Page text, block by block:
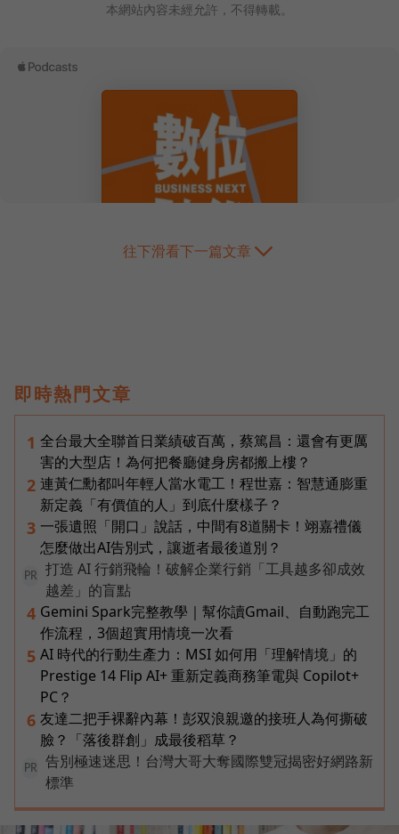
本網站內容未經允許，不得轉載。
往下滑看下一篇文章
即時熱門文章
1 全台最大全聯首日業績破百萬，蔡篤昌：還會有更厲
害的大型店！為何把餐廳健身房都搬上樓？
2 連黃仁勳都叫年輕人當水電工！程世嘉：智慧通膨重
新定義「有價值的人」到底什麼樣子？
3 一張遺照「開口」說話，中間有8道關卡！翊嘉禮儀
怎麼做出AI告別式，讓逝者最後道別？
PR
打造 AI 行銷飛輪！破解企業行銷「工具越多卻成效
越差」的盲點
4 Gemini Spark完整教學｜幫你讀Gmail、自動跑完工
作流程，3個超實用情境一次看
5 AI 時代的行動生產力：MSI 如何用「理解情境」的
Prestige 14 Flip AI+ 重新定義商務筆電與 Copilot+
PC？
6 友達二把手裸辭內幕！彭双浪親邀的接班人為何撕破
臉？「落後群創」成最後稻草？
PR
告別極速迷思！台灣大哥大奪國際雙冠揭密好網路新
標準